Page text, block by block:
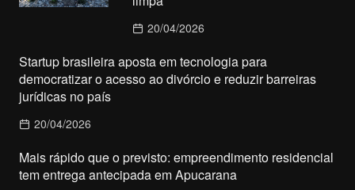
20/04/2026
Startup brasileira aposta em tecnologia para
democratizar o acesso ao divórcio e reduzir barreiras
jurídicas no país
20/04/2026
Mais rápido que o previsto: empreendimento residencial
tem entrega antecipada em Apucarana